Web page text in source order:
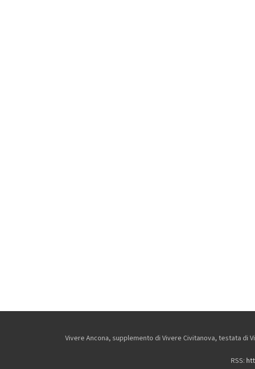
Vivere Ancona, supplemento di Vivere Civitanova, testata di
RSS: